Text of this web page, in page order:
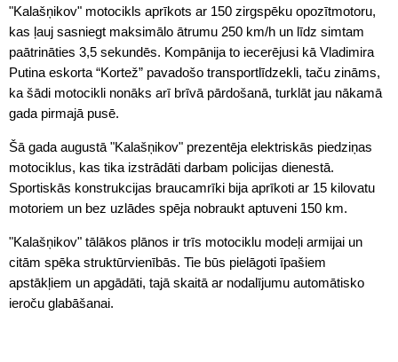
"Kalašņikov" motocikls aprīkots ar 150 zirgspēku opozītmotoru,
kas ļauj sasniegt maksimālo ātrumu 250 km/h un līdz simtam
paātrināties 3,5 sekundēs. Kompānija to iecerējusi kā Vladimira
Putina eskorta “Kortež” pavadošo transportlīdzekli, taču zināms,
ka šādi motocikli nonāks arī brīvā pārdošanā, turklāt jau nākamā
gada pirmajā pusē.
Šā gada augustā "Kalašņikov" prezentēja elektriskās piedziņas
motociklus, kas tika izstrādāti darbam policijas dienestā.
Sportiskās konstrukcijas braucamrīki bija aprīkoti ar 15 kilovatu
motoriem un bez uzlādes spēja nobraukt aptuveni 150 km.
"Kalašņikov" tālākos plānos ir trīs motociklu modeļi armijai un
citām spēka struktūrvienībās. Tie būs pielāgoti īpašiem
apstākļiem un apgādāti, tajā skaitā ar nodalījumu automātisko
ieroču glabāšanai.